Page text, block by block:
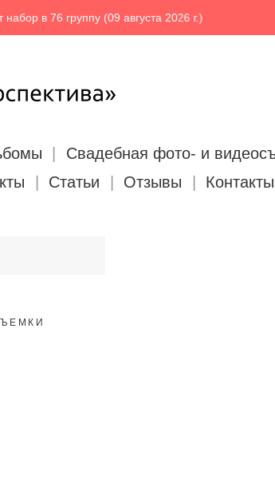
Свадебная фото- и
Статьи Отзывы Контакты
в 76 группу (09 августа 2026 г.)